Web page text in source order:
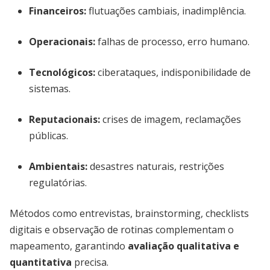
Financeiros:flutuações cambiais, inadimplência.
Operacionais:falhas de processo, erro humano.
Tecnológicos:ciberataques, indisponibilidade de
sistemas.
Reputacionais:crises de imagem, reclamações
públicas.
Ambientais:desastres naturais, restrições
regulatórias.
Métodos como entrevistas, brainstorming, checklists
digitais e observação de rotinas complementam o
mapeamento, garantindo avaliação qualitativa e
quantitativa precisa.